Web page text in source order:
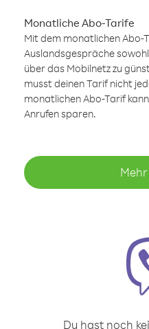
Monatliche Abo-Tarife
Mit dem monatlichen Abo-
Auslandsgespräche
über das Mobilnetz zu
musst deinen Tarif nicht
monatlichen Abo-Tarif
Anrufen sparen.
Du hast noch